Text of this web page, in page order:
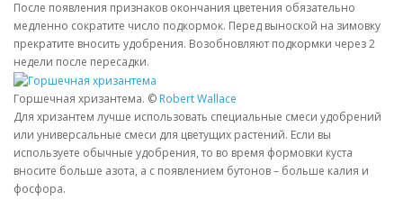
После появления признаков окончания цветения обязательно
медленно сократите число подкормок. Перед выноской на зимовку
прекратите вносить удобрения. Возобновляют подкормки через 2
недели после пересадки.
Горшечная хризантема. © Robert Wallace
Для хризантем лучше использовать специальные смеси удобрений
или универсальные смеси для цветущих растений. Если вы
используете обычные удобрения, то во время формовки куста
вносите больше азота, а с появлением бутонов – больше калия и
фосфора.